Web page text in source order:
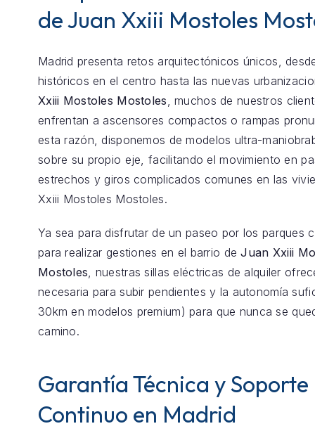
de Juan Xxiii Mostoles
Madrid presenta retos arquitectónicos únicos,
históricos en el centro hasta las nuevas
Xxiii Mostoles Mostoles , muchos de nuestros
enfrentan a ascensores compactos o rampas
esta razón, disponemos de modelos ultra-
sobre su propio eje, facilitando el movimiento en
estrechos y giros complicados comunes en las
Xxiii Mostoles Mostoles.
Ya sea para disfrutar de un paseo por los parques
para realizar gestiones en el barrio deJuan Xxiii
Mostoles , nuestras sillas eléctricas de alquiler
necesaria para subir pendientes y la autonomía
30km en modelos premium) para que nunca se
camino.
Garantía Técnica y Soporte
Continuo en Madrid